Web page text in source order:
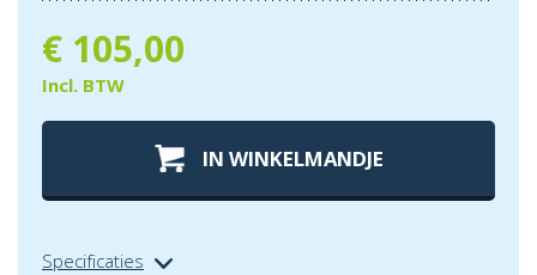
€ 105,00
Incl. BTW
IN WINKELMANDJE
Specificaties